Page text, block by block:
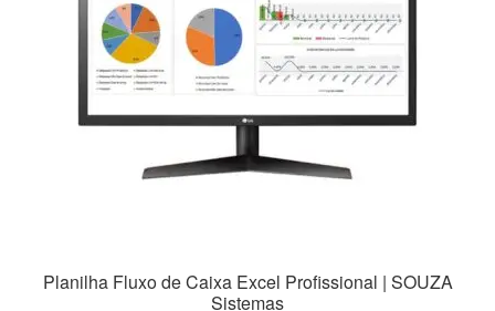
Planilha Fluxo de Caixa Excel Profissional | SOUZA
Sistemas